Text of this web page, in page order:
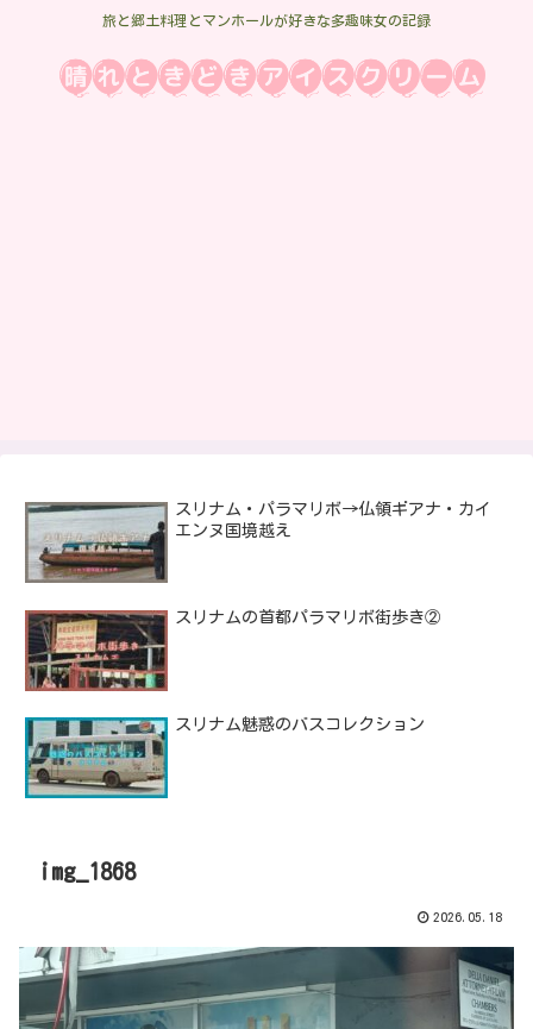
旅と郷土料理とマンホールが好きな多趣味女の記録
スリナム・パラマリボ→仏領ギアナ・カイ
エンヌ国境越え
スリナムの首都パラマリボ街歩き②
スリナム魅惑のバスコレクション
img_1868
2026.05.18